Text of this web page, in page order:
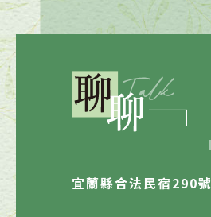
宜蘭縣合法民宿290號